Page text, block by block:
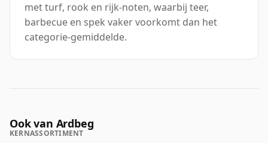
met turf, rook en rijk-noten, waarbij teer,
barbecue en spek vaker voorkomt dan het
categorie-gemiddelde.
Ook van Ardbeg
KERNASSORTIMENT